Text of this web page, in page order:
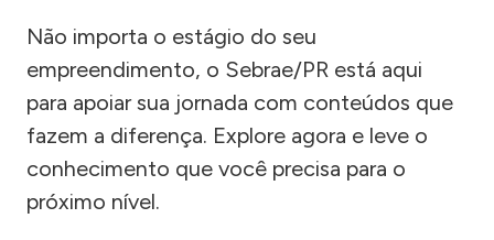
Não importa o estágio do seu
empreendimento, o Sebrae/PR está aqui
para apoiar sua jornada com conteúdos que
fazem a diferença. Explore agora e leve o
conhecimento que você precisa para o
próximo nível.